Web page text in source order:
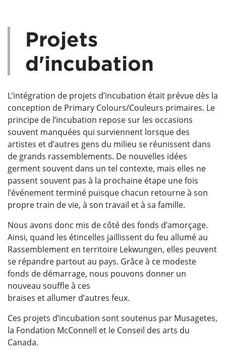
Projets
d'incubation
L’intégration de projets d’incubation était prévue dès la
conception de Primary Colours/Couleurs primaires. Le
principe de l’incubation repose sur les occasions
souvent manquées qui surviennent lorsque des
artistes et d’autres gens du milieu se réunissent dans
de grands rassemblements. De nouvelles idées
germent souvent dans un tel contexte, mais elles ne
passent souvent pas à la prochaine étape une fois
l’événement terminé puisque chacun retourne à son
propre train de vie, à son travail et à sa famille.
Nous avons donc mis de côté des fonds d’amorçage.
Ainsi, quand les étincelles jaillissent du feu allumé au
Rassemblement en territoire Lekwungen, elles peuvent
se répandre partout au pays. Grâce à ce modeste
fonds de démarrage, nous pouvons donner un
nouveau souffle à ces
braises et allumer d’autres feux.
Ces projets d’incubation sont soutenus par Musagetes,
la Fondation McConnell et le Conseil des arts du
Canada.